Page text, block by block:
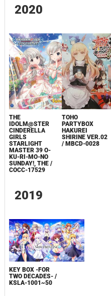
2020
THE
IDOLM@STER
CINDERELLA
GIRLS
STARLIGHT
MASTER 39 O-
KU-RI-MO-NO
SUNDAY!, THE /
COCC-17529
TOHO
PARTYBOX
HAKUREI
SHIRINE VER.02
/ MBCD-0028
2019
KEY BOX -FOR
TWO DECADES- /
KSLA-1001~50